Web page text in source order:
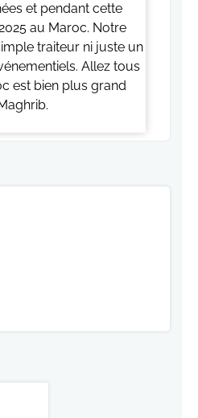
et pendant cette
au Maroc. Notre
traiteur ni juste un
Allez tous
est bien plus grand